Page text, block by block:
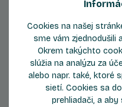
Cookies na našej
sme vám zjednodušili
Okrem takýchto
slúžia na analýzu za
alebo napr. také, ktoré
sietí. Cookies sa
prehliadači, a aby